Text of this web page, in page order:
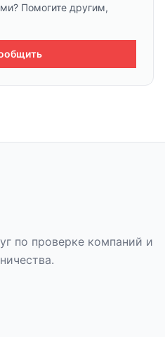
Помогите другим,
по проверке компаний и